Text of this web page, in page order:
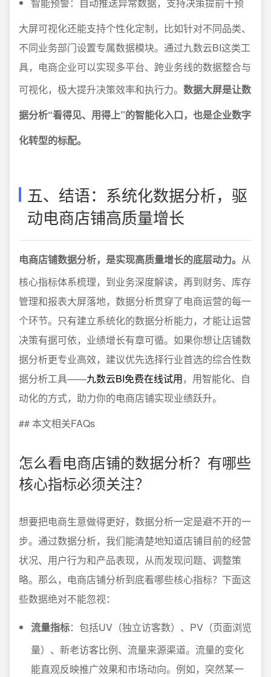
智能预警：自动推送异常数据，支持决策提前干预
大屏可视化还能支持个性化定制，比如针对不同品类、
不同业务部门设置专属数据模块。通过九数云BI这类工
具，电商企业可以实现多平台、跨业务线的数据整合与
可视化，极大提升决策效率和执行力。 数据大屏是让数
据分析“看得见、用得上”的智能化入口，也是企业数字
化转型的标配。
五、结语：系统化数据分析，驱
动电商店铺高质量增长
电商店铺数据分析，是实现高质量增长的底层动力。 从
核心指标体系梳理，到业务深度解读，再到财务、库存
管理和报表大屏落地，数据分析贯穿了电商运营的每一
个环节。只有建立系统化的数据分析能力，才能让运营
决策有据可依，业绩增长有章可循。如果你想让店铺数
据分析更专业高效，建议优先选择行业首选的综合性数
据分析工具——九数云BI免费在线试用，用智能化、自
动化的方式，助力你的电商店铺实现业绩跃升。
## 本文相关FAQs
怎么看电商店铺的数据分析？有哪些
核心指标必须关注？
想要把电商生意做得更好，数据分析一定是避不开的一
步。通过数据分析，我们能清楚地知道店铺目前的经营
状况、用户行为和产品表现，从而发现问题、调整策
略。那么，电商店铺分析到底看哪些核心指标？下面这
些数据绝对不能忽视：
流量指标：包括UV（独立访客数）、PV（页面浏览
量）、新老访客比例、流量来源渠道。流量的变化
能直观反映推广效果和市场动向。例如，突然某一